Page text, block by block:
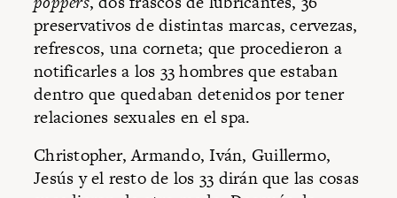
preservativos de distintas marcas, cervezas,
refrescos, una corneta; que procedieron a
notificarles a los 33 hombres que estaban
dentro que quedaban detenidos por tener
relaciones sexuales en el spa.
Christopher, Armando, Iván, Guillermo,
Jesús y el resto de los 33 dirán que las cosas